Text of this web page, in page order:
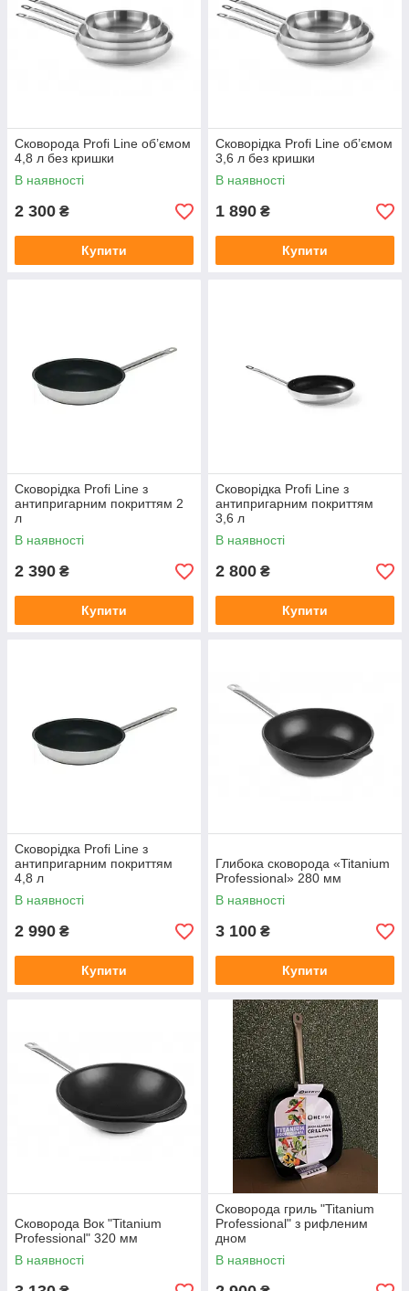
Сковорода Profi Line об’ємом
4,8 л без кришки
В наявності
2 300 ₴
Купити
Сковорідка Profi Line об’ємом
3,6 л без кришки
В наявності
1 890 ₴
Купити
Сковорідка Profi Line з
антипригарним покриттям 2
л
В наявності
2 390 ₴
Купити
Сковорідка Profi Line з
антипригарним покриттям
3,6 л
В наявності
2 800 ₴
Купити
Сковорідка Profi Line з
антипригарним покриттям
4,8 л
В наявності
2 990 ₴
Купити
Глибока сковорода «Titanium
Professional» 280 мм
В наявності
3 100 ₴
Купити
Сковорода Вок "Titanium
Professional" 320 мм
В наявності
Сковорода гриль "Titanium
Professional" з рифленим
дном
В наявності